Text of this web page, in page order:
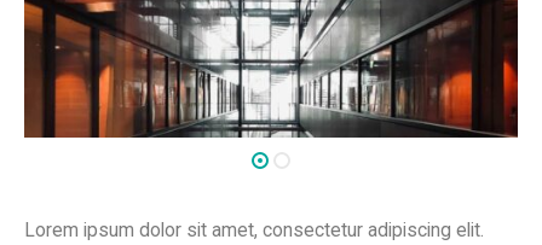
Lorem ipsum dolor sit amet, consectetur adipiscing elit.